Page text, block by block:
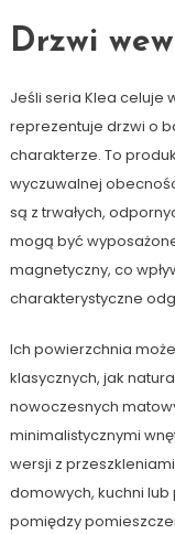
Drzwi
Jeśli seria Klea celuje
reprezentuje drzwi o
charakterze. To
wyczuwalnej
są z trwałych,
mogą być
magnetyczny, co
charakterystyczne
Ich powierzchnia
klasycznych, jak
nowoczesnych
minimalistycznymi
wersji z
domowych, kuchni
pomiędzy